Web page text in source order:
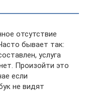
отсутствие
бывает так:
услуга
Произойти это
если
не видят